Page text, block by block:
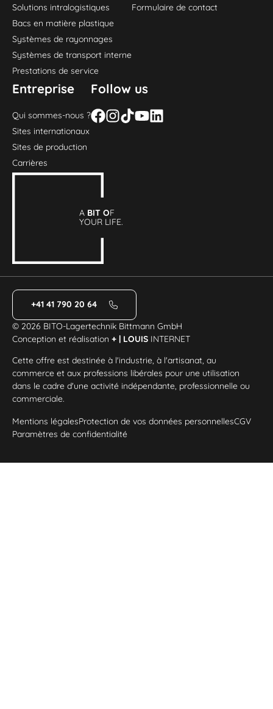
Solutions intralogistiques
Bacs en matière plastique
Systèmes de rayonnages
Systèmes de transport interne
Prestations de service
Formulaire de contact
Entreprise
Qui sommes-nous ?
Sites internationaux
Sites de production
Carrières
Follow us
A BIT OF
YOUR LIFE.
+41 41 790 20 64
© 2026 BITO-Lagertechnik Bittmann GmbH
Conception et réalisation+ | LOUIS INTERNET
Cette offre est destinée à l'industrie, à l'artisanat, au
commerce et aux professions libérales pour une utilisation
dans le cadre d'une activité indépendante, professionnelle ou
commerciale.
Mentions légalesProtection de vos données personnellesCGV
Paramètres de confidentialité